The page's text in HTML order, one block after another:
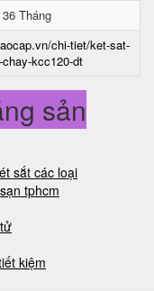
36 Tháng
chi-tiet/ket-sat-
kcc120-dt
sản
sắt các loại
tphcm
kiệm